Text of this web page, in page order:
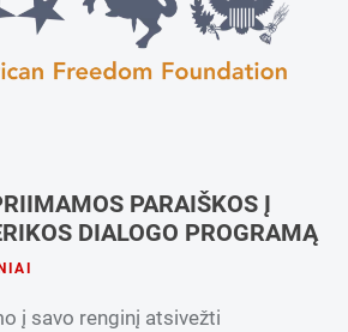
PARAIŠKOS Į
DIALOGO PROGRAMĄ
į savo renginį atsivežti